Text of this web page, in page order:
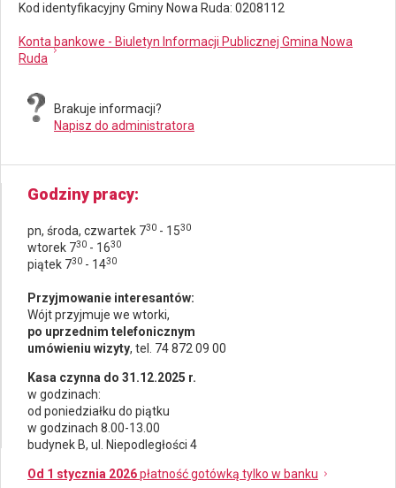
Kod identyfikacyjny Gminy Nowa Ruda: 0208112
Konta bankowe - Biuletyn Informacji Publicznej Gmina Nowa
Ruda
Brakuje informacji?
Napisz do administratora
Godziny pracy
pn, środa, czwartek 730 - 1530
wtorek 730 - 1630
piątek 730 - 1430
Przyjmowanie interesantów:
Wójt przyjmuje we wtorki,
po uprzednim telefonicznym
umówieniu wizyty, tel. 74 872 09 00
Kasa czynna do 31.12.2025 r.
w godzinach:
od poniedziałku do piątku
w godzinach 8.00-13.00
budynek B, ul. Niepodległości 4
Od 1 stycznia 2026płatność gotówką tylko w banku